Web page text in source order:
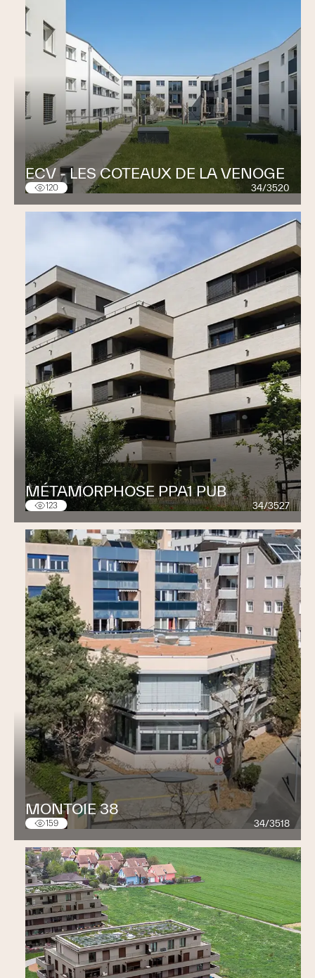
ECV - LES COTEAUX DE LA VENOGE
120 34/3520
MÉTAMORPHOSE PPA1 PUB
123 34/3527
MONTOIE 38
159 34/3518